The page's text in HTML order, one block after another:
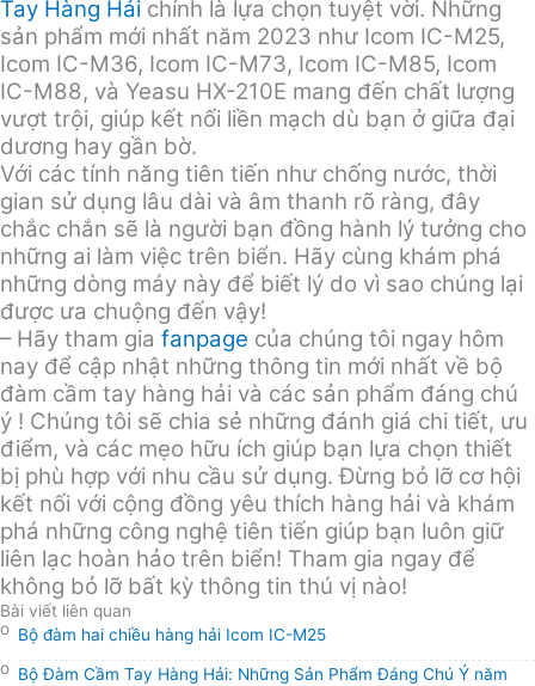
Tay Hàng Hải chính là lựa chọn tuyệt vời. Những
sản phẩm mới nhất năm 2023 như Icom IC-M25,
Icom IC-M36, Icom IC-M73, Icom IC-M85, Icom
IC-M88, và Yeasu HX-210E mang đến chất lượng
vượt trội, giúp kết nối liền mạch dù bạn ở giữa đại
dương hay gần bờ.
Với các tính năng tiên tiến như chống nước, thời
gian sử dụng lâu dài và âm thanh rõ ràng, đây
chắc chắn sẽ là người bạn đồng hành lý tưởng cho
những ai làm việc trên biển. Hãy cùng khám phá
những dòng máy này để biết lý do vì sao chúng lại
được ưa chuộng đến vậy!
– Hãy tham gia fanpage của chúng tôi ngay hôm
nay để cập nhật những thông tin mới nhất về bộ
đàm cầm tay hàng hải và các sản phẩm đáng chú
ý ! Chúng tôi sẽ chia sẻ những đánh giá chi tiết, ưu
điểm, và các mẹo hữu ích giúp bạn lựa chọn thiết
bị phù hợp với nhu cầu sử dụng. Đừng bỏ lỡ cơ hội
kết nối với cộng đồng yêu thích hàng hải và khám
phá những công nghệ tiên tiến giúp bạn luôn giữ
liên lạc hoàn hảo trên biển! Tham gia ngay để
không bỏ lỡ bất kỳ thông tin thú vị nào!
Bài viết liên quan
Bộ đàm hai chiều hàng hải Icom IC-M25
Bộ Đàm Cầm Tay Hàng Hải: Những Sản Phẩm Đáng Chú Ý năm